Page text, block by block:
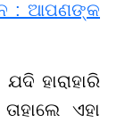
: ଆପଣଙ୍କ
ହାରାହାରି
ଏହା